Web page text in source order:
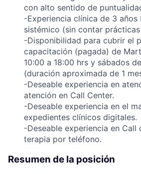
con alto sentido de
-Experiencia clínica de 3
sistémico (sin contar prácticas
-Disponibilidad para cubrir el
capacitación (pagada) de
10:00 a 18:00 hrs y sábados
(duración aproximada de 1
-Deseable experiencia en
atención en Call Center.
-Deseable experiencia en el
expedientes clínicos digitales.
-Deseable experiencia en Call
terapia por teléfono.
Resumen de la posición